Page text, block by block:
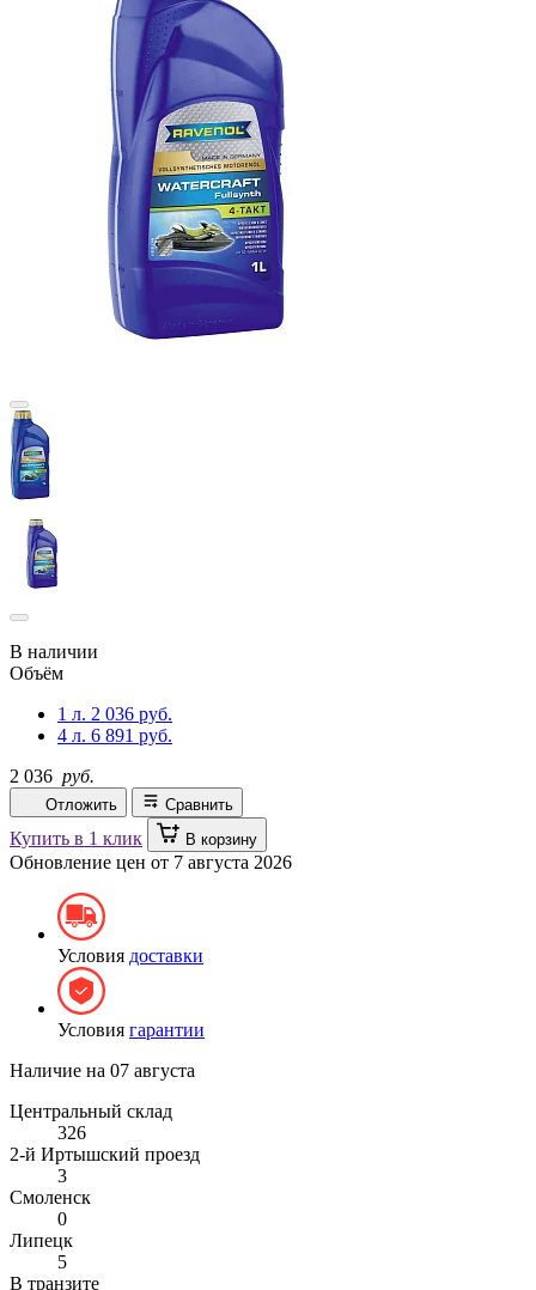
В наличии
Объём
1 л. 2 036 руб.
4 л. 6 891 руб.
2 036 руб.
Отложить Сравнить
Купить в 1 клик В корзину
Обновление цен от 7 августа 2026
Условия доставки
Условия гарантии
Наличие на 07 августа
Центральный склад
326
2-й Иртышский проезд
3
Смоленск
0
Липецк
5
В транзите